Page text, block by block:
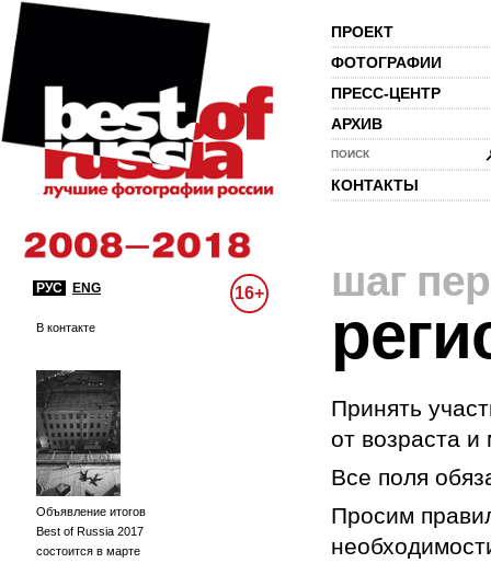
ПРОЕКТ
ФОТОГРАФИИ
ПРЕСС-ЦЕНТР
АРХИВ
ПОИСК
КОНТАКТЫ
РУС ENG 16+
В контакте
Объявление итогов
Best of Russia 2017
состоится в марте
шаг
Принять
от возраста
Все поля
Просим